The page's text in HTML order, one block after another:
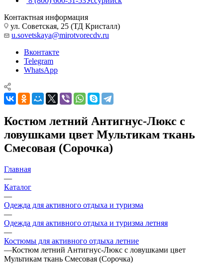
Контактная информация
ул. Советская, 25 (ТД Кристалл)
u.sovetskaya@mirotvorecdv.ru
Вконтакте
Telegram
WhatsApp
Костюм летний Антигнус-Люкс с
ловушками цвет Мультикам ткань
Смесовая (Сорочка)
Главная
—
Каталог
—
Одежда для активного отдыха и туризма
—
Одежда для активного отдыха и туризма летняя
—
Костюмы для активного отдыха летние
—Костюм летний Антигнус-Люкс с ловушками цвет
Мультикам ткань Смесовая (Сорочка)